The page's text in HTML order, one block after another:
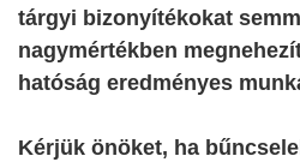
tárgyi bizonyítékokat
nagymértékben
hatóság eredményes
Kérjük önöket, ha